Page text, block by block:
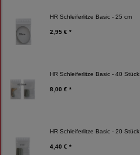
HR Schleiferlitze Basic - 25 cm
2,95 € *
HR Schleiferlitze Basic - 40 Stück
8,00 € *
HR Schleiferlitze Basic - 20 Stück
4,40 € *